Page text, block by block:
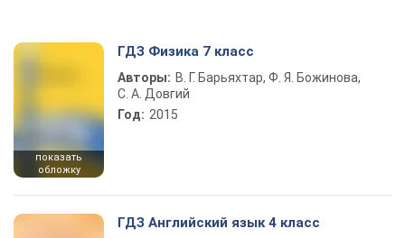
показать
обложку
ГДЗ Физика 7 класс
Авторы: В. Г. Барьяхтар, Ф. Я. Божинова,
С. А. Довгий
Год: 2015
ГДЗ Английский язык 4 класс